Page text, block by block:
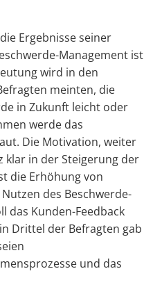
Ergebnisse seiner
Management ist
wird in den
meinten, die
in Zukunft leicht oder
werde das
Die Motivation, weiter
klar in der Steigerung der
die Erhöhung von
des Beschwerde-
das Kunden-Feedback
Drittel der Befragten gab
und das